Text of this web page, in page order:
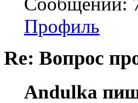
Профиль
Re: Вопрос
Andulka